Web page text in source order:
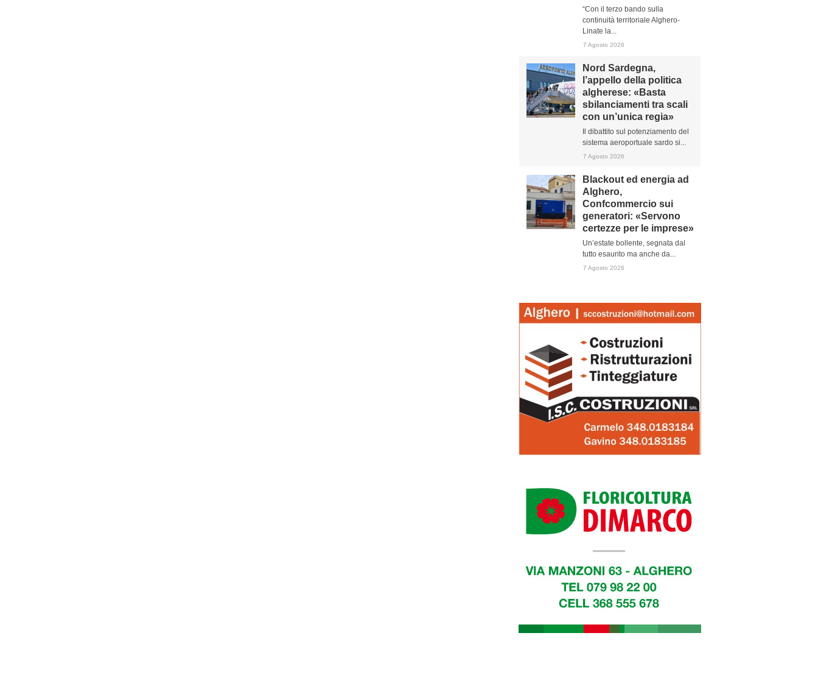
“Con il terzo bando sulla
continuità territoriale Alghero-
Linate la...
7 Agosto 2026
Nord Sardegna,
l’appello della politica
algherese: «Basta
sbilanciamenti tra scali
con un’unica regia»
Il dibattito sul potenziamento del
sistema aeroportuale sardo si...
7 Agosto 2026
Blackout ed energia ad
Alghero,
Confcommercio sui
generatori: «Servono
certezze per le imprese»
Un’estate bollente, segnata dal
tutto esaurito ma anche da...
7 Agosto 2026